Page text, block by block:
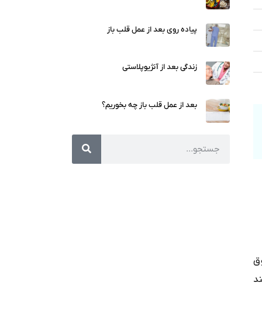
پیاده روی بعد از عمل قلب باز
زندگی بعد از آنژیوپلاستی
بعد از عمل قلب باز چه بخوریم؟